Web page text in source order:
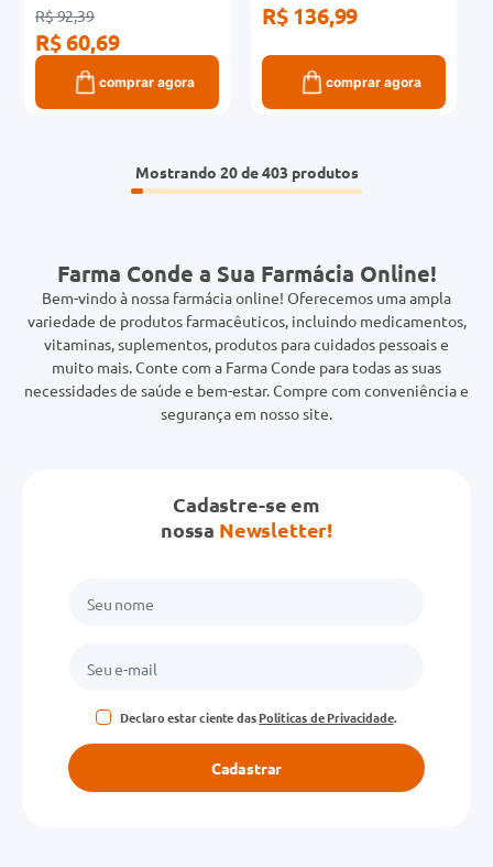
R$ 92,39
R$ 60,69
comprar agora
R$ 136,99
comprar agora
Mostrando 20 de 403
Farma Conde a Sua Farmácia Online!
Bem-vindo à nossa farmácia online! Oferecemos uma ampla
variedade de produtos farmacêuticos, incluindo medicamentos,
vitaminas, suplementos, produtos para cuidados pessoais e
muito mais. Conte com a Farma Conde para todas as suas
necessidades de saúde e bem-estar. Compre com conveniência e
segurança em nosso site.
Cadastre-se em
nossa Newsletter!
Declaro estar ciente dasPolíticas de Privacidade.
Cadastrar